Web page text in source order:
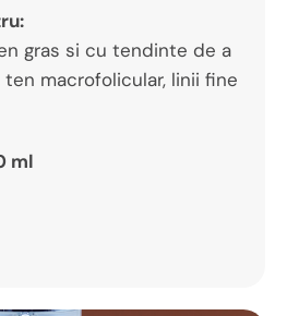
gras si cu tendinte de a
macrofolicular, linii fine
ml